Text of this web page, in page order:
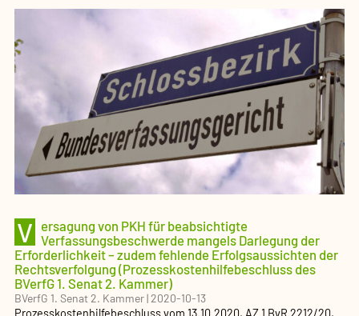
V ersagung von PKH für beabsichtigte
Verfassungsbeschwerde mangels Darlegung der
Erforderlichkeit – zudem fehlende Erfolgsaussichten der
Rechtsverfolgung (Prozesskostenhilfebeschluss des
BVerfG 1. Senat 2. Kammer)
BVerfG 1. Senat 2. Kammer|2020-10-13
Prozesskostenhilfebeschlussvom 13.10.2020, AZ1 BvR 2212/20,